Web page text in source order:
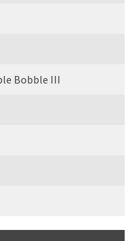
Bobble III